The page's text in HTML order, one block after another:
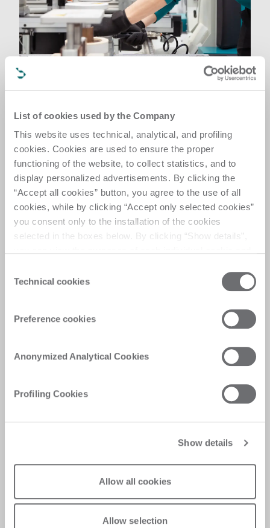
List of cookies used by the Company
This website uses technical, analytical, and profiling
cookies. Cookies are used to ensure the proper
functioning of the website, to collect statistics, and to
display personalized advertisements. By clicking the
“Accept all cookies” button, you agree to the use of all
cookies, while by clicking “Accept only selected cookies”
you consent only to the installation of the cookies
selected in the boxes below. By clicking “Show details”,
Click here to view the privacy policy.
Selection
Technical cookies
Preference cookies
Anonymized Analytical Cookies
Profiling Cookies
Show details
Allow all cookies
Allow selection
terbaik dengan rencana pemeliharaan terjadwal
yang dirancang untuk memaksimalkan waktu
operasional dan keandalan.
Paket khusus
Temukan penawaran khusus untuk layanan
meningkatkan kinerja dan umur mesin.